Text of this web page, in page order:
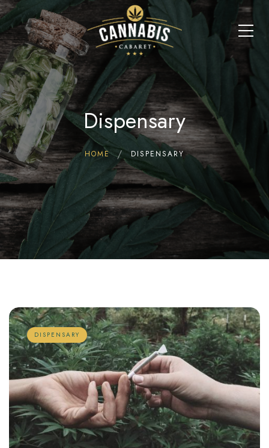
Dispensary
HOME DISPENSARY
DISPENSARY